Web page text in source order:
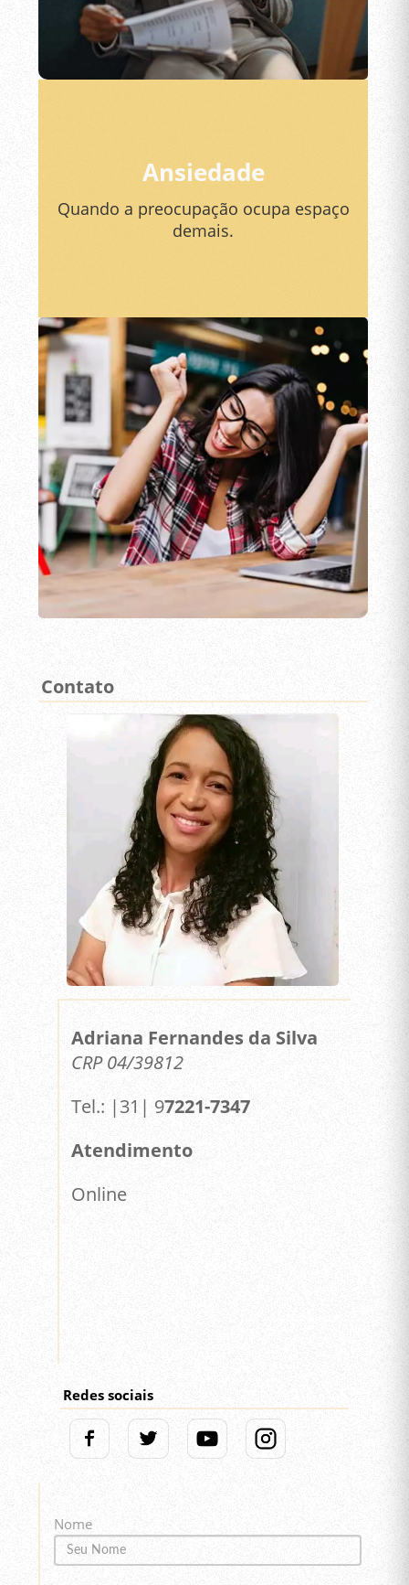
Ansiedade
Quando a preocupação ocupa espaço
demais.
Contato
Adriana Fernandes da Silva
CRP 04/39812
Tel.: |31| 97221-7347
Atendimento
Online
Redes sociais
Nome